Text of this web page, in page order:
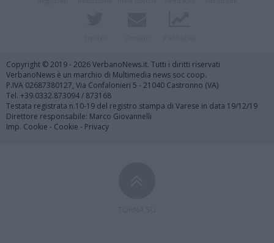
Copyright © 2019 - 2026 VerbanoNews.it. Tutti i diritti riservati
VerbanoNews è un marchio di Multimedia news soc coop.
P.IVA 02687380127, Via Confalonieri 5 - 21040 Castronno (VA)
Tel. +39.0332.873094 / 873168
Testata registrata n.10-19 del registro stampa di Varese in data 19/12/19
Direttore responsabile: Marco Giovannelli
Imp. Cookie - Cookie - Privacy